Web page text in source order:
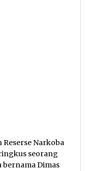
Reserse Narkoba
seorang
bernama Dimas